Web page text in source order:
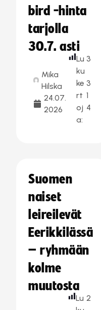
bird -hinta
tarjolla
30.7. asti
Mika
Hilska
24.07.
2026
Lu
ku
ke
rt
oj
a:
3
3
1
4
Suomen
naiset
leireilevät
Eerikkilässä
– ryhmään
kolme
muutosta
Lu 2